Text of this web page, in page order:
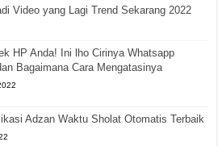
Video yang Lagi Trend Sekarang 2022
HP Anda! Ini lho Cirinya Whatsapp
Bagaimana Cara Mengatasinya
Adzan Waktu Sholat Otomatis Terbaik